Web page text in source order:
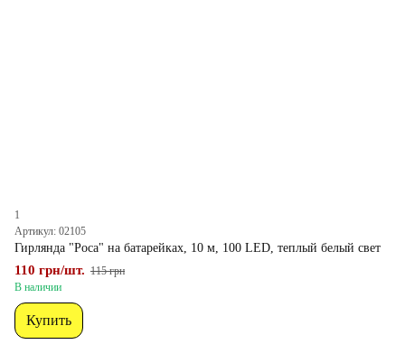
1
Артикул: 02105
Гирлянда "Роса" на батарейках, 10 м, 100 LED, теплый белый свет
110 грн/шт. 115 грн
В наличии
Купить